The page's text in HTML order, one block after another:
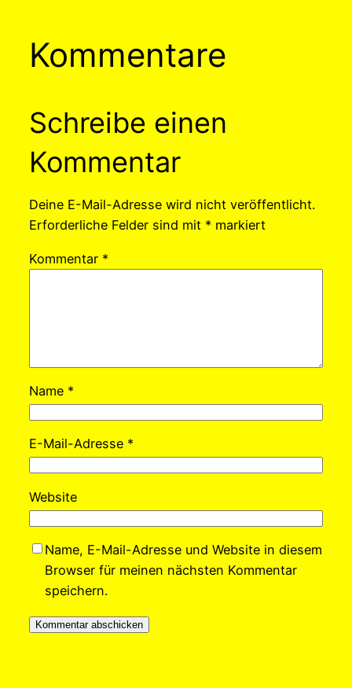
Kommentare
Schreibe einen
Kommentar
Deine E-Mail-Adresse wird nicht veröffentlicht.
Erforderliche Felder sind mit * markiert
Kommentar *
Name *
E-Mail-Adresse *
Website
Name, E-Mail-Adresse und Website in diesem
Browser für meinen nächsten Kommentar
speichern.